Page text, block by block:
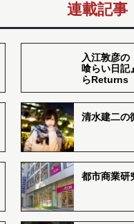
連載記事
入江敦彦の
喰らい日記
らReturns
清水建二の
都市商業研